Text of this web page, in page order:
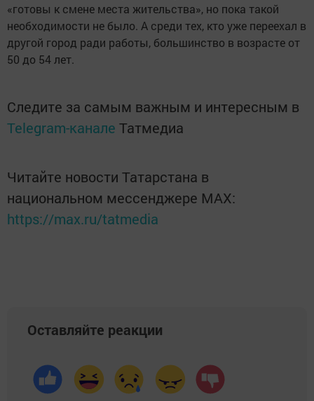
«готовы к смене места жительства», но пока такой
необходимости не было. А среди тех, кто уже переехал в
другой город ради работы, большинство в возрасте от
50 до 54 лет.
Следите за самым важным и интересным в
Telegram-канале Татмедиа
Читайте новости Татарстана в
национальном мессенджере MАХ:
https://max.ru/tatmedia
Оставляйте реакции